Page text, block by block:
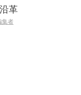
革
集者